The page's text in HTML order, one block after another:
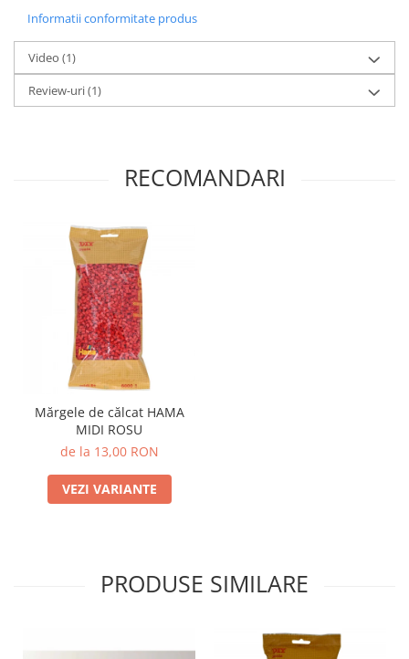
Informatii conformitate produs
Video (1)
Review-uri(1)
RECOMANDARI
Mărgele de călcat HAMA
MIDI ROSU
de la 13,00 RON
VEZI VARIANTE
PRODUSE SIMILARE